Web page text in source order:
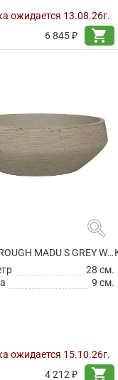
ожидается 13.08.26г.
6 845 ₽
shopping_cart
search
КАШПО ROUGH MADU S GREY WASHED
28 см.
9 см.
ожидается 15.10.26г.
4 212 ₽
shopping_cart